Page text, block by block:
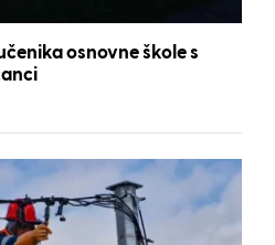
osnovne škole s